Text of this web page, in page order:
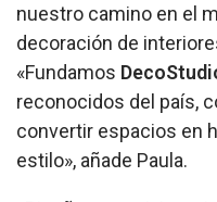
nuestro camino en el
decoración de
«Fundamos
reconocidos del país,
convertir espacios en
estilo», añade Paula.